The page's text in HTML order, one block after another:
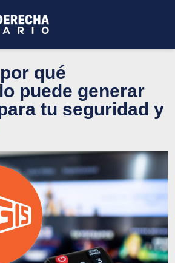
qué
puede generar
tu seguridad y